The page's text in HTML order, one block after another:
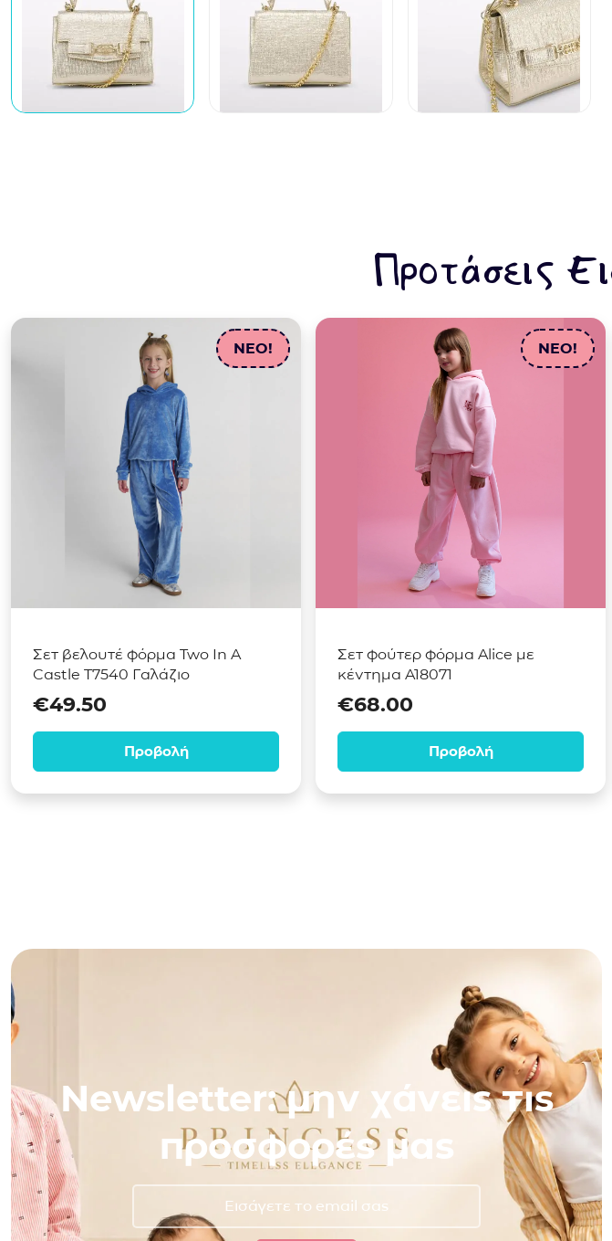
Προτάσεις
NEO!
Σετ βελουτέ φόρμα Two In A
Castle T7540 Γαλάζιο
€49.50
Προβολή
NEO!
Σετ φούτερ φόρμα Alice με
κέντημα A18071
€68.00
Προβολή
Newsletter: μην χάνεις τις
προσφορές μας